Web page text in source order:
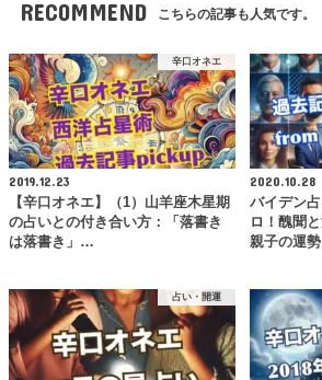
RECOMMEND こちらの記事も人気です。
辛口オネエ
2019.12.23
【辛口オネエ】（1）山羊座木星期
の占いとの付き合い方：「落書き
は落書き」…
2020.10.28
バイデン
ロ！醜聞
親子の運
占い・開運